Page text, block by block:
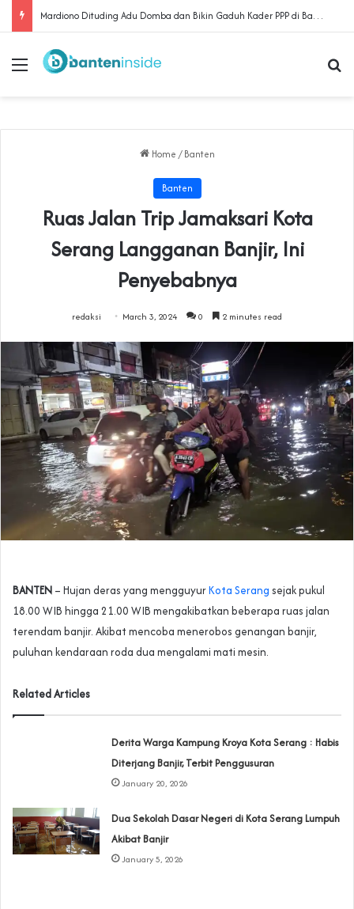
‎Warga Rancapinang Terus Kawal Gugatan Lahan yang Diklaim TNI‎‎
Menu
Home / Banten
Banten
Ruas Jalan Trip Jamaksari Kota
Serang Langganan Banjir, Ini
Penyebabnya
redaksi March 3, 2024 0 2 minutes read
BANTEN – Hujan deras yang mengguyurKota Serang sejak pukul
18.00 WIB hingga 21.00 WIB mengakibatkan beberapa ruas jalan
terendam banjir. Akibat mencoba menerobos genangan banjir,
puluhan kendaraan roda dua mengalami mati mesin.
Related Articles
Derita Warga Kampung Kroya Kota Serang : Habis
Diterjang Banjir, Terbit Penggusuran
January 20, 2026
Dua Sekolah Dasar Negeri di Kota Serang Lumpuh
Akibat Banjir
January 5, 2026